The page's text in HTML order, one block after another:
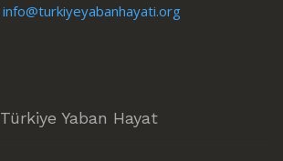
info@turkiyeyabanhayati.org
Türkiye Yaban Hayat